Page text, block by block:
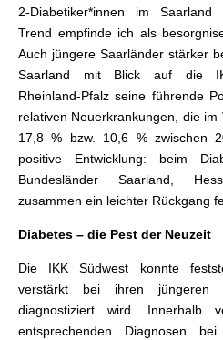
2-Diabetiker*innen im Saarland
Trend empfinde ich als
Auch jüngere Saarländer stärker
Saarland mit Blick auf die
Rheinland-Pfalz seine führende
relativen Neuerkrankungen, die
17,8 % bzw. 10,6 % zwischen
positive Entwicklung: beim
Bundesländer Saarland,
zusammen ein leichter Rückgang
Diabetes – die Pest der Neuzeit
Die IKK Südwest konnte
verstärkt bei ihren jüngeren
diagnostiziert wird.
entsprechenden Diagnosen